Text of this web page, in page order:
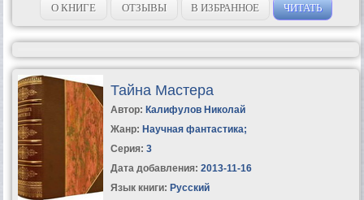
О КНИГЕ ОТЗЫВЫ В ИЗБРАННОЕ ЧИТАТЬ
Тайна Мастера
Автор: Калифулов Николай
Жанр: Научная фантастика;
Серия: 3
Дата добавления: 2013-11-16
Язык книги: Русский